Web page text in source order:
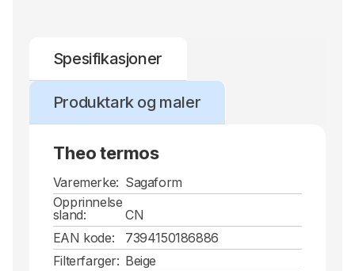
Spesifikasjoner
Produktark og maler
Theo termos
Varemerke: Sagaform
Opprinnelse
sland:
CN
EAN kode:
7394150186886
Filterfarger: Beige